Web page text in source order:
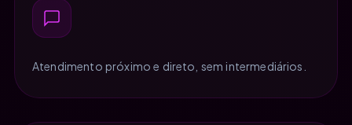
Atendimento próximo e direto, sem intermediários.